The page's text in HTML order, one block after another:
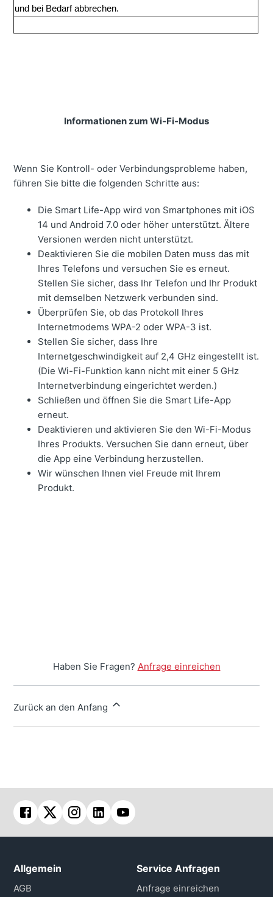
und bei Bedarf abbrechen.
Informationen zum Wi-Fi-Modus
Wenn Sie Kontroll- oder Verbindungsprobleme haben,
führen Sie bitte die folgenden Schritte aus:
Die Smart Life-App wird von Smartphones mit iOS
14 und Android 7.0 oder höher unterstützt. Ältere
Versionen werden nicht unterstützt.
Deaktivieren Sie die mobilen Daten muss das mit
Ihres Telefons und versuchen Sie es erneut.
Stellen Sie sicher, dass Ihr Telefon und Ihr Produkt
mit demselben Netzwerk verbunden sind.
Überprüfen Sie, ob das Protokoll Ihres
Internetmodems WPA-2 oder WPA-3 ist.
Stellen Sie sicher, dass Ihre
Internetgeschwindigkeit auf 2,4 GHz eingestellt ist.
(Die Wi-Fi-Funktion kann nicht mit einer 5 GHz
Internetverbindung eingerichtet werden.)
Schließen und öffnen Sie die Smart Life-App
erneut.
Deaktivieren und aktivieren Sie den Wi-Fi-Modus
Ihres Produkts. Versuchen Sie dann erneut, über
die App eine Verbindung herzustellen.
Wir wünschen Ihnen viel Freude mit Ihrem
Produkt.
Haben Sie Fragen? Anfrage einreichen
Zurück an den Anfang
Allgemein
AGB
Service Anfragen
Anfrage einreichen